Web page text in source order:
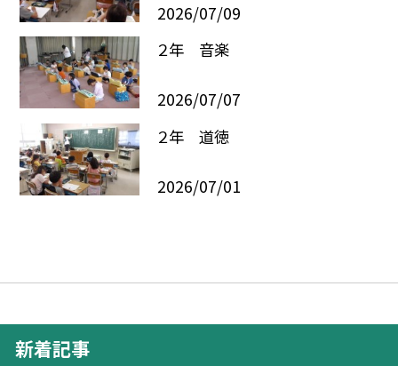
2026/07/09
２年 音楽
2026/07/07
２年 道徳
2026/07/01
新着記事